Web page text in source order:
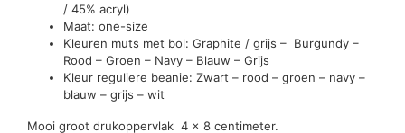
/ 45% acryl)
Maat: one-size
Kleuren muts met bol: Graphite / grijs – Burgundy –
Rood – Groen – Navy – Blauw – Grijs
Kleur reguliere beanie: Zwart – rood – groen – navy –
blauw – grijs – wit
Mooi groot drukoppervlak 4 x 8 centimeter.